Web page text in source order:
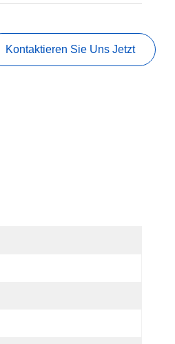
Kontaktieren Sie Uns Jetzt